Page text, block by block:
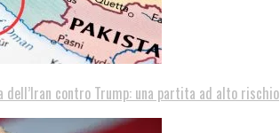
dell’Iran contro Trump: una partita ad alto rischio